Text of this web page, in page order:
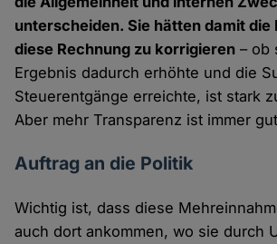
unterscheiden. Sie hätten damit die
diese Rechnung zu korrigieren – ob
Ergebnis dadurch erhöhte und die
Steuerentgänge erreichte, ist stark
Aber mehr Transparenz ist immer
Auftrag an die Politik
Wichtig ist, dass diese
auch dort ankommen, wo sie durch